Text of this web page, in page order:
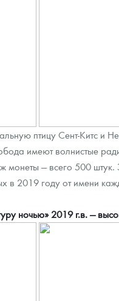
птицу Сент-Китс и
имеют волнистые
монеты — всего 500
в 2019 году от имени
ночью» 2019 г.в. —